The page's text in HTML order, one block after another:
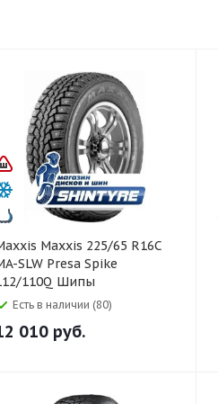
Maxxis 225/65 R16C
SLW Presa Spike
110Q Шипы
Есть в наличии (80)
010 руб.